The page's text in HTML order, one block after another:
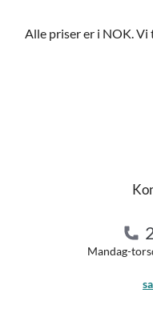
Alle priser er i NOK.
Mandag-